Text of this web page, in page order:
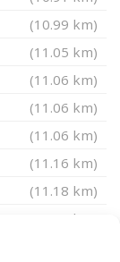
(10.99 km)
(11.05 km)
(11.06 km)
(11.06 km)
(11.06 km)
(11.16 km)
(11.18 km)
(11.23 km)